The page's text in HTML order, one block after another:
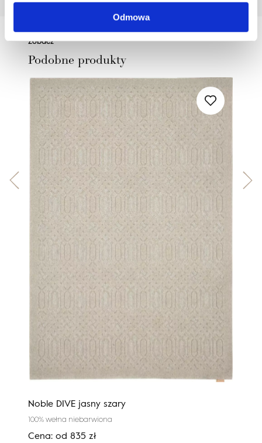
Odmowa
Zobacz
Podobne produkty
Noble DIVE jasny szary
100% wełna niebarwiona
Cena: od 835 zł